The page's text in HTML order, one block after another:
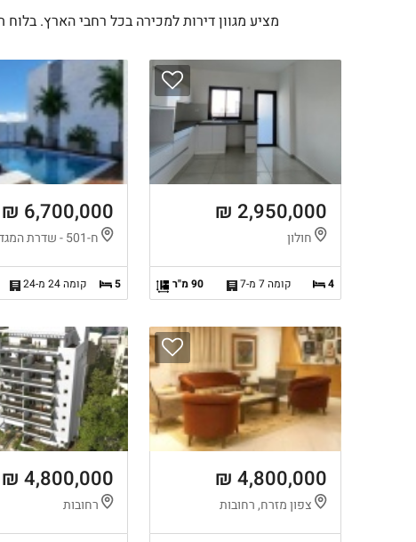
מציע מגוון דירות למכירה בכל רחבי הארץ.
2,950,000 ₪
חולון
4 קומה 7 מ-7 90 מ"ר
6,700,000 ₪
ח-501 - שדרת המגדלים, חולון
5 קומה 24 מ-24
4,800,000 ₪
צפון מזרח, רחובות
4,800,000 ₪
רחובות